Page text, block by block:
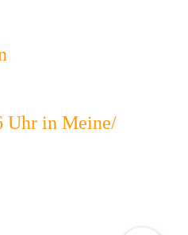
Uhr in Meine/